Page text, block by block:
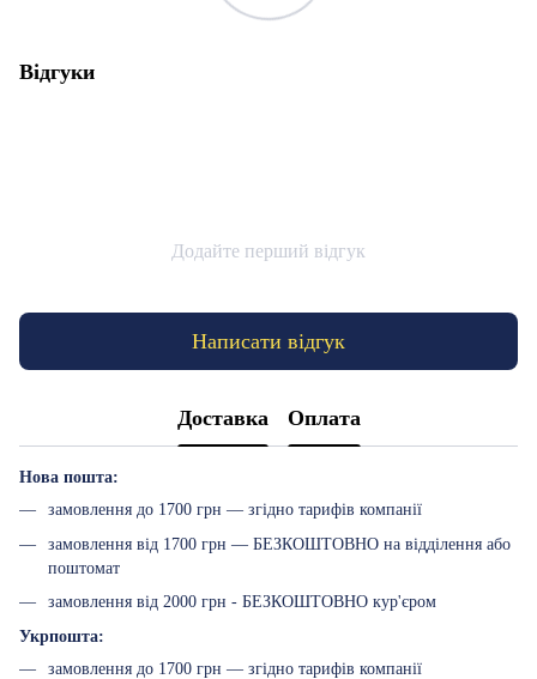
Відгуки
Додайте перший відгук
Написати відгук
Доставка Оплата
Нова пошта:
замовлення до 1700 грн — згідно тарифів компанії
замовлення від 1700 грн — БЕЗКОШТОВНО на відділення або
поштомат
замовлення від 2000 грн - БЕЗКОШТОВНО кур'єром
Укрпошта:
замовлення до 1700 грн — згідно тарифів компанії